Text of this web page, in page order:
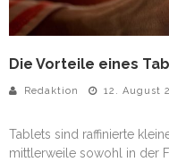
Die Vorteile eines
Redaktion 12. August
Tablets sind raffinierte
mittlerweile sowohl in der